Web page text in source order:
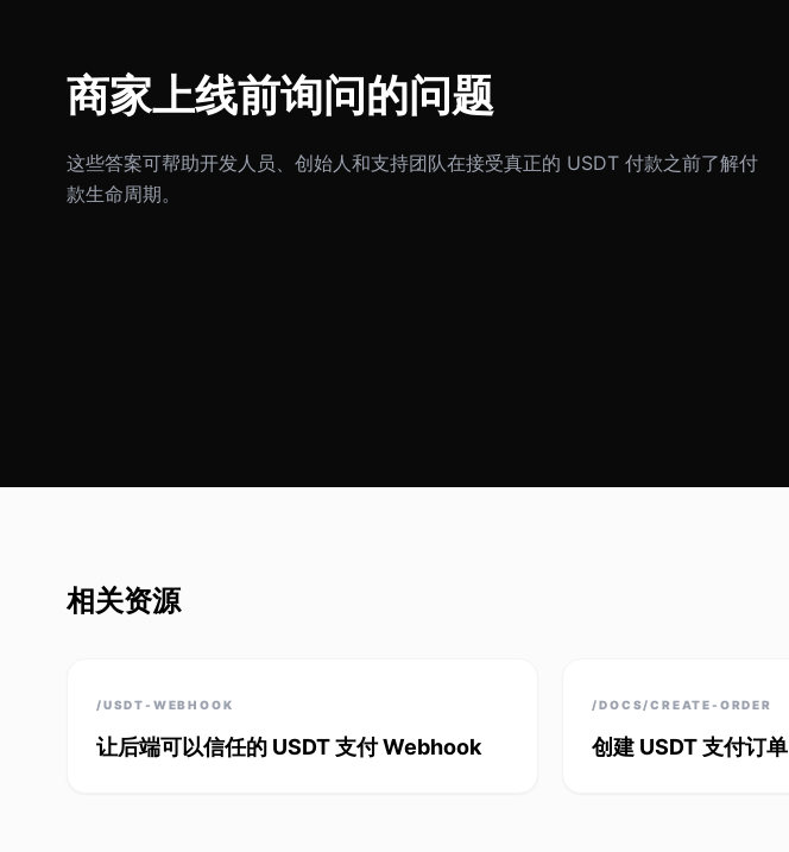
商家上线前询问的问题
这些答案可帮助开发人员、创始人和支持团队在接受真正的 USDT 付款之前了解付
款生命周期。
相关资源
/USDT-WEBHOOK
让后端可以信任的 USDT 支付 Webhook
/DOCS/CREATE-ORDER
创建 USDT 支付订单